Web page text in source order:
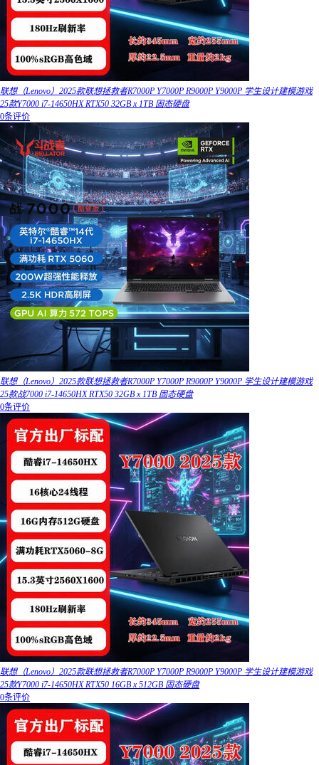
联想（Lenovo）2025款联想拯救者R7000P Y7000P R9000P Y9000P 学生设计建模游戏
25款Y7000 i7-14650HX RTX50 32GB x 1TB 固态硬盘
0条评价
联想（Lenovo）2025款联想拯救者R7000P Y7000P R9000P Y9000P 学生设计建模游戏
25款战7000 i7-14650HX RTX50 32GB x 1TB 固态硬盘
0条评价
联想（Lenovo）2025款联想拯救者R7000P Y7000P R9000P Y9000P 学生设计建模游戏
25款Y7000 i7-14650HX RTX50 16GB x 512GB 固态硬盘
0条评价